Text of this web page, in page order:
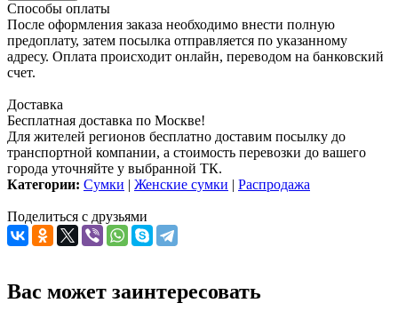
Способы оплаты
После оформления заказа необходимо внести полную
предоплату, затем посылка отправляется по указанному
адресу. Оплата происходит онлайн, переводом на банковский
счет.
Доставка
Бесплатная доставка по Москве!
Для жителей регионов бесплатно доставим посылку до
транспортной компании, а стоимость перевозки до вашего
города уточняйте у выбранной ТК.
Категории: Сумки | Женские сумки | Распродажа
Поделиться с друзьями
Вас может заинтересовать